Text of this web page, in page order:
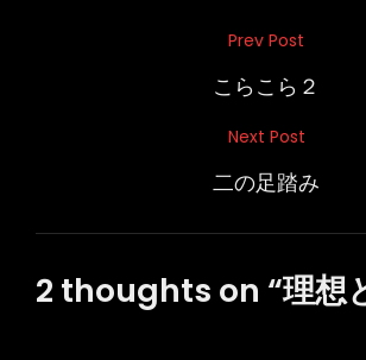
ー
シ
ョ
Prev Post
こらこら２
Next Post
二の足踏み
2 thoughts on “理想